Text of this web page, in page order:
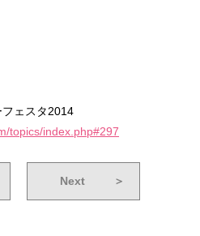
ェスタ2014
topics/index.php#297
Next ＞